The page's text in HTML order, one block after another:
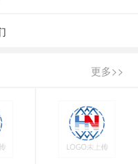
公开招聘警务辅 更多>>